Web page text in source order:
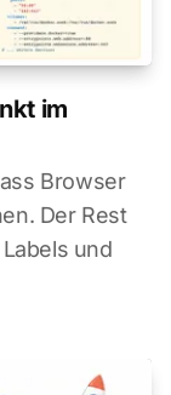
im
Browser
Der Rest
und